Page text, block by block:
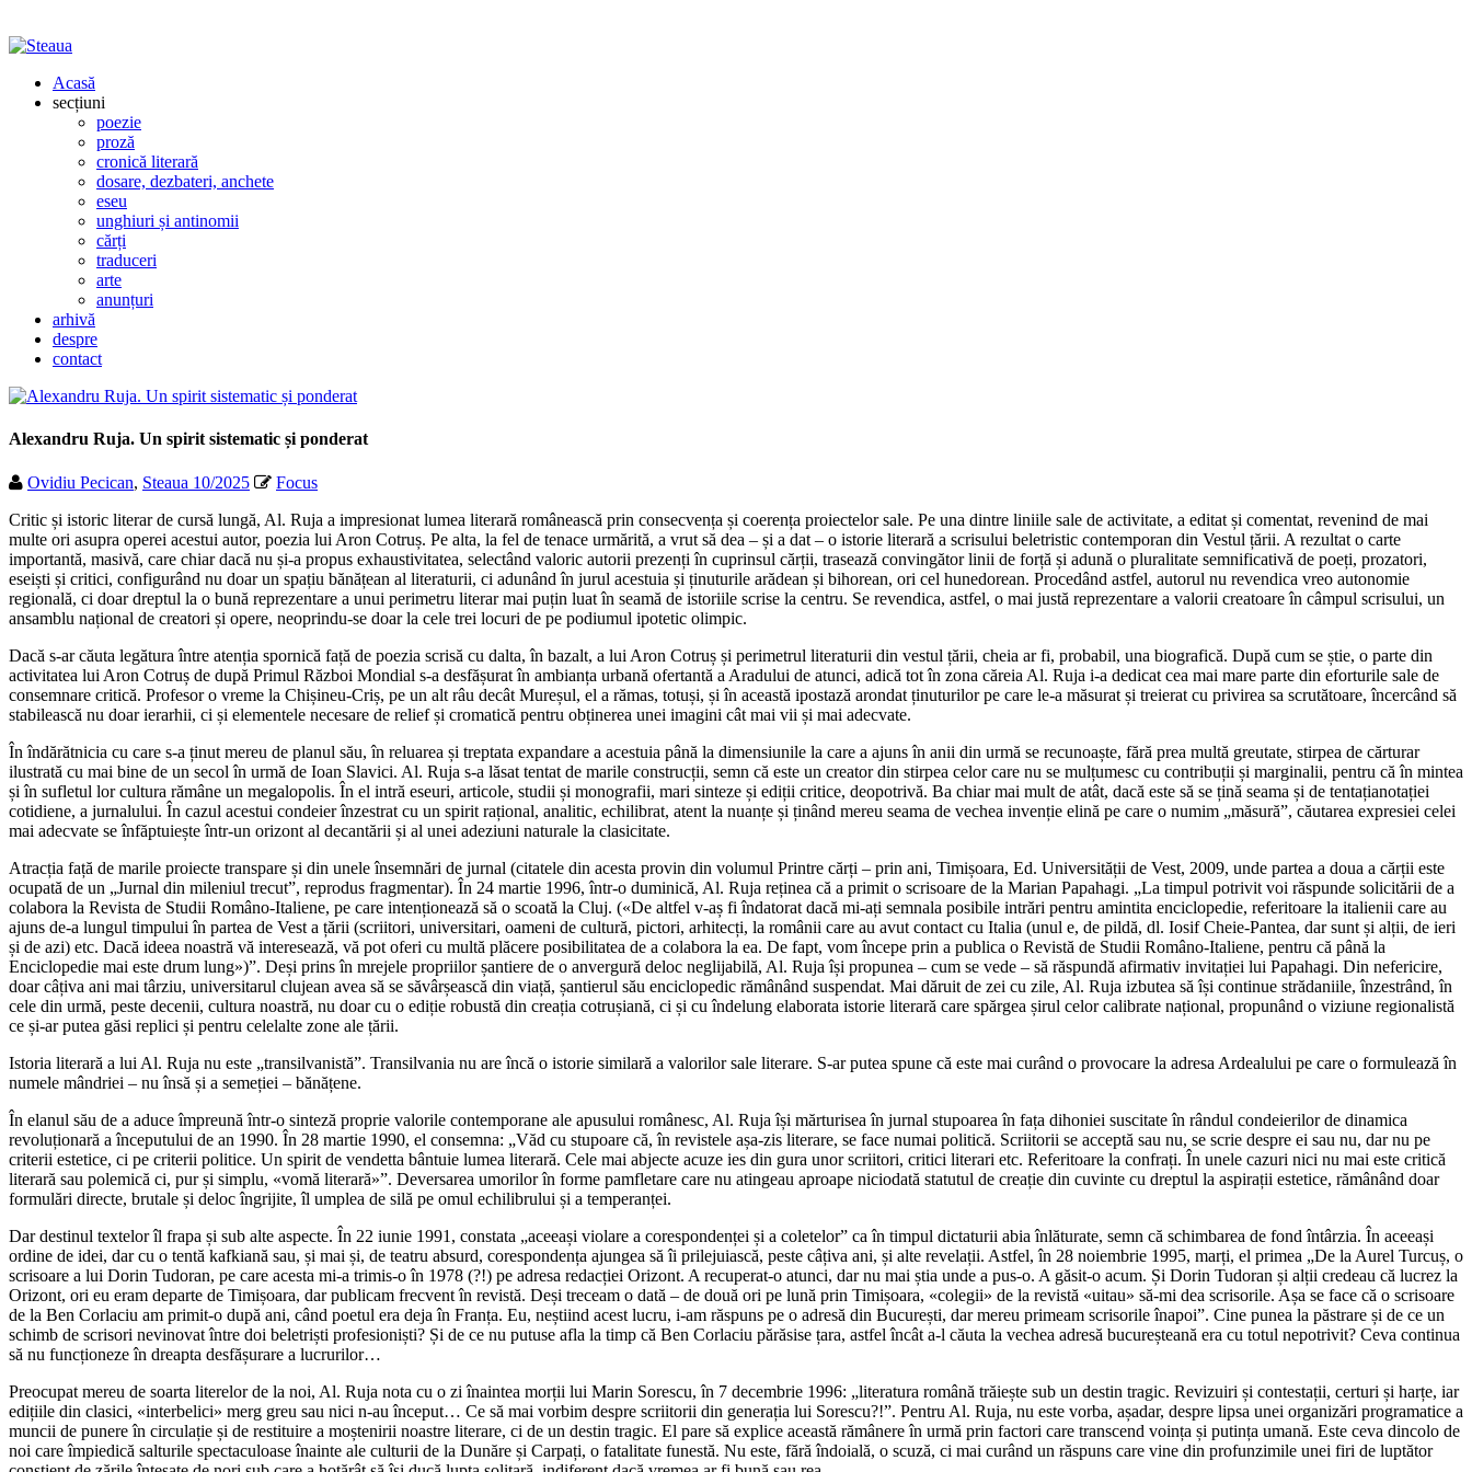
Acasă
secțiuni
poezie
proză
cronică literară
dosare, dezbateri, anchete
eseu
unghiuri și antinomii
cărți
traduceri
arte
anunțuri
arhivă
despre
contact
Alexandru Ruja. Un spirit sistematic și ponderat
Ovidiu Pecican, Steaua 10/2025
Focus
Critic și istoric literar de cursă lungă, Al. Ruja a impresionat lumea literară românească prin consecvența și coerența proiectelor sale. Pe una dintre liniile sale de activitate, a editat și comentat, revenind de mai
multe ori asupra operei acestui autor, poezia lui Aron Cotruș. Pe alta, la fel de tenace urmărită, a vrut să dea – și a dat – o istorie literară a scrisului beletristic contemporan din Vestul țării. A rezultat o carte
importantă, masivă, care chiar dacă nu și-a propus exhaustivitatea, selectând valoric autorii prezenți în cuprinsul cărții, trasează convingător linii de forță și adună o pluralitate semnificativă de poeți, prozatori,
eseiști și critici, configurând nu doar un spațiu bănățean al literaturii, ci adunând în jurul acestuia și ținuturile arădean și bihorean, ori cel hunedorean. Procedând astfel, autorul nu revendica vreo autonomie
regională, ci doar dreptul la o bună reprezentare a unui perimetru literar mai puțin luat în seamă de istoriile scrise la centru. Se revendica, astfel, o mai justă reprezentare a valorii creatoare în câmpul scrisului, un
ansamblu național de creatori și opere, neoprindu-se doar la cele trei locuri de pe podiumul ipotetic olimpic.
Dacă s-ar căuta legătura între atenția spornică față de poezia scrisă cu dalta, în bazalt, a lui Aron Cotruș și perimetrul literaturii din vestul țării, cheia ar fi, probabil, una biografică. După cum se știe, o parte din
activitatea lui Aron Cotruș de după Primul Război Mondial s-a desfășurat în ambianța urbană ofertantă a Aradului de atunci, adică tot în zona căreia Al. Ruja i-a dedicat cea mai mare parte din eforturile sale de
consemnare critică. Profesor o vreme la Chișineu-Criș, pe un alt râu decât Mureșul, el a rămas, totuși, și în această ipostază arondat ținuturilor pe care le-a măsurat și treierat cu privirea sa scrutătoare, încercând să
stabilească nu doar ierarhii, ci și elementele necesare de relief și cromatică pentru obținerea unei imagini cât mai vii și mai adecvate.
În îndărătnicia cu care s-a ținut mereu de planul său, în reluarea și treptata expandare a acestuia până la dimensiunile la care a ajuns în anii din urmă se recunoaște, fără prea multă greutate, stirpea de cărturar
ilustrată cu mai bine de un secol în urmă de Ioan Slavici. Al. Ruja s-a lăsat tentat de marile construcții, semn că este un creator din stirpea celor care nu se mulțumesc cu contribuții și marginalii, pentru că în mintea
și în sufletul lor cultura rămâne un megalopolis. În el intră eseuri, articole, studii și monografii, mari sinteze și ediții critice, deopotrivă. Ba chiar mai mult de atât, dacă este să se țină seama și de tentațianotației
cotidiene, a jurnalului. În cazul acestui condeier înzestrat cu un spirit rațional, analitic, echilibrat, atent la nuanțe și ținând mereu seama de vechea invenție elină pe care o numim „măsură”, căutarea expresiei celei
mai adecvate se înfăptuiește într-un orizont al decantării și al unei adeziuni naturale la clasicitate.
Atracția față de marile proiecte transpare și din unele însemnări de jurnal (citatele din acesta provin din volumul Printre cărți – prin ani, Timișoara, Ed. Universității de Vest, 2009, unde partea a doua a cărții este
ocupată de un „Jurnal din mileniul trecut”, reprodus fragmentar). În 24 martie 1996, într-o duminică, Al. Ruja reținea că a primit o scrisoare de la Marian Papahagi. „La timpul potrivit voi răspunde solicitării de a
colabora la Revista de Studii Româno-Italiene, pe care intenționează să o scoată la Cluj. («De altfel v-aș fi îndatorat dacă mi-ați semnala posibile intrări pentru amintita enciclopedie, referitoare la italienii care au
ajuns de-a lungul timpului în partea de Vest a țării (scriitori, universitari, oameni de cultură, pictori, arhitecți, la românii care au avut contact cu Italia (unul e, de pildă, dl. Iosif Cheie-Pantea, dar sunt și alții, de ieri
și de azi) etc. Dacă ideea noastră vă interesează, vă pot oferi cu multă plăcere posibilitatea de a colabora la ea. De fapt, vom începe prin a publica o Revistă de Studii Româno-Italiene, pentru că până la
Enciclopedie mai este drum lung»)”. Deși prins în mrejele propriilor șantiere de o anvergură deloc neglijabilă, Al. Ruja își propunea – cum se vede – să răspundă afirmativ invitației lui Papahagi. Din nefericire,
doar câțiva ani mai târziu, universitarul clujean avea să se săvârșească din viață, șantierul său enciclopedic rămânând suspendat. Mai dăruit de zei cu zile, Al. Ruja izbutea să își continue strădaniile, înzestrând, în
cele din urmă, peste decenii, cultura noastră, nu doar cu o ediție robustă din creația cotrușiană, ci și cu îndelung elaborata istorie literară care spărgea șirul celor calibrate național, propunând o viziune regionalistă
ce și-ar putea găsi replici și pentru celelalte zone ale țării.
Istoria literară a lui Al. Ruja nu este „transilvanistă”. Transilvania nu are încă o istorie similară a valorilor sale literare. S-ar putea spune că este mai curând o provocare la adresa Ardealului pe care o formulează în
numele mândriei – nu însă și a semeției – bănățene.
În elanul său de a aduce împreună într-o sinteză proprie valorile contemporane ale apusului românesc, Al. Ruja își mărturisea în jurnal stupoarea în fața dihoniei suscitate în rândul condeierilor de dinamica
revoluționară a începutului de an 1990. În 28 martie 1990, el consemna: „Văd cu stupoare că, în revistele așa-zis literare, se face numai politică. Scriitorii se acceptă sau nu, se scrie despre ei sau nu, dar nu pe
criterii estetice, ci pe criterii politice. Un spirit de vendetta bântuie lumea literară. Cele mai abjecte acuze ies din gura unor scriitori, critici literari etc. Referitoare la confrați. În unele cazuri nici nu mai este critică
literară sau polemică ci, pur și simplu, «vomă literară»”. Deversarea umorilor în forme pamfletare care nu atingeau aproape niciodată statutul de creație din cuvinte cu dreptul la aspirații estetice, rămânând doar
formulări directe, brutale și deloc îngrijite, îl umplea de silă pe omul echilibrului și a temperanței.
Dar destinul textelor îl frapa și sub alte aspecte. În 22 iunie 1991, constata „aceeași violare a corespondenței și a coletelor” ca în timpul dictaturii abia înlăturate, semn că schimbarea de fond întârzia. În aceeași
ordine de idei, dar cu o tentă kafkiană sau, și mai și, de teatru absurd, corespondența ajungea să îi prilejuiască, peste câțiva ani, și alte revelații. Astfel, în 28 noiembrie 1995, marți, el primea „De la Aurel Turcuș, o
scrisoare a lui Dorin Tudoran, pe care acesta mi-a trimis-o în 1978 (?!) pe adresa redacției Orizont. A recuperat-o atunci, dar nu mai știa unde a pus-o. A găsit-o acum. Și Dorin Tudoran și alții credeau că lucrez la
Orizont, ori eu eram departe de Timișoara, dar publicam frecvent în revistă. Deși treceam o dată – de două ori pe lună prin Timișoara, «colegii» de la revistă «uitau» să-mi dea scrisorile. Așa se face că o scrisoare
de la Ben Corlaciu am primit-o după ani, când poetul era deja în Franța. Eu, neștiind acest lucru, i-am răspuns pe o adresă din București, dar mereu primeam scrisorile înapoi”. Cine punea la păstrare și de ce un
schimb de scrisori nevinovat între doi beletriști profesioniști? Și de ce nu putuse afla la timp că Ben Corlaciu părăsise țara, astfel încât a-l căuta la vechea adresă bucureșteană era cu totul nepotrivit? Ceva continua
să nu funcționeze în dreapta desfășurare a lucrurilor…
Preocupat mereu de soarta literelor de la noi, Al. Ruja nota cu o zi înaintea morții lui Marin Sorescu, în 7 decembrie 1996: „literatura română trăiește sub un destin tragic. Revizuiri și contestații, certuri și harțe, iar
edițiile din clasici, «interbelici» merg greu sau nici n-au început… Ce să mai vorbim despre scriitorii din generația lui Sorescu?!”. Pentru Al. Ruja, nu este vorba, așadar, despre lipsa unei organizări programatice a
muncii de punere în circulație și de restituire a moștenirii noastre literare, ci de un destin tragic. El pare să explice această rămânere în urmă prin factori care transcend voința și putința umană. Este ceva dincolo de
noi care împiedică salturile spectaculoase înainte ale culturii de la Dunăre și Carpați, o fatalitate funestă. Nu este, fără îndoială, o scuză, ci mai curând un răspuns care vine din profunzimile unei firi de luptător